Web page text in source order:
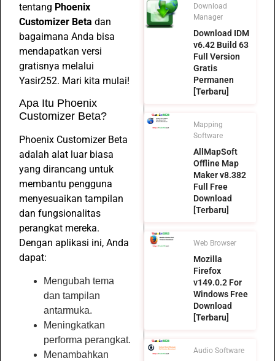
tentang Phoenix
Customizer Beta dan
bagaimana Anda bisa
mendapatkan versi
gratisnya melalui
Yasir252. Mari kita mulai!
Apa Itu Phoenix
Customizer Beta?
Phoenix Customizer Beta
adalah alat luar biasa
yang dirancang untuk
membantu pengguna
menyesuaikan tampilan
dan fungsionalitas
perangkat mereka.
Dengan aplikasi ini, Anda
dapat:
Mengubah tema
dan tampilan
antarmuka.
Meningkatkan
performa perangkat.
Menambahkan
Download
Manager
Download IDM
v6.42 Build 63
Full Version
Gratis
Permanen
[Terbaru]
Mapping
Software
AllMapSoft
Offline Map
Maker v8.382
Full Free
Download
[Terbaru]
Web Browser
Mozilla
Firefox
v149.0.2 For
Windows Free
Download
[Terbaru]
Audio Software